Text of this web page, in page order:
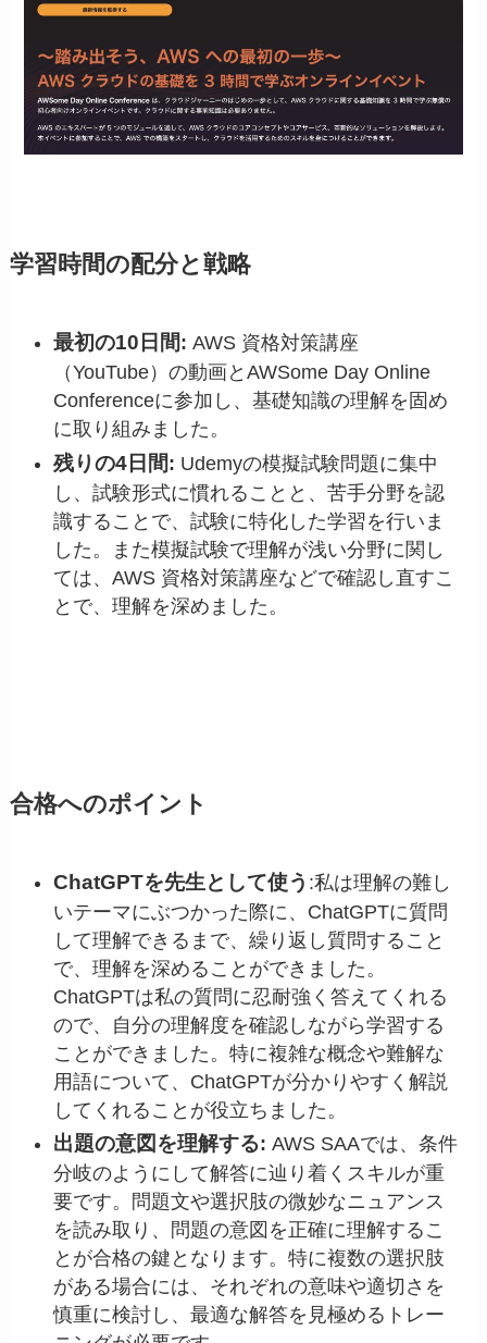
学習時間の配分と戦略
最初の10日間: AWS 資格対策講座
（YouTube）の動画とAWSome Day Online
Conferenceに参加し、基礎知識の理解を固め
に取り組みました。
残りの4日間: Udemyの模擬試験問題に集中
し、試験形式に慣れることと、苦手分野を認
識することで、試験に特化した学習を行いま
した。また模擬試験で理解が浅い分野に関し
ては、AWS 資格対策講座などで確認し直すこ
とで、理解を深めました。
合格へのポイント
ChatGPTを先生として使う :私は理解の難し
いテーマにぶつかった際に、ChatGPTに質問
して理解できるまで、繰り返し質問すること
で、理解を深めることができました。
ChatGPTは私の質問に忍耐強く答えてくれる
ので、自分の理解度を確認しながら学習する
ことができました。特に複雑な概念や難解な
用語について、ChatGPTが分かりやすく解説
してくれることが役立ちました。
出題の意図を理解する: AWS SAAでは、条件
分岐のようにして解答に辿り着くスキルが重
要です。問題文や選択肢の微妙なニュアンス
を読み取り、問題の意図を正確に理解するこ
とが合格の鍵となります。特に複数の選択肢
がある場合には、それぞれの意味や適切さを
慎重に検討し、最適な解答を見極めるトレー